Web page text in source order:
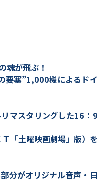
魂が飛ぶ！
要塞”1,000機によるドイ
マスタリングした16：9
「土曜映画劇場」版）を
分がオリジナル音声・日